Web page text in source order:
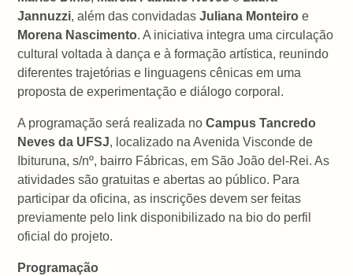
Jannuzzi, além das convidadasJuliana Monteiro e
Morena Nascimento. A iniciativa integra uma circulação
cultural voltada à dança e à formação artística, reunindo
diferentes trajetórias e linguagens cênicas em uma
proposta de experimentação e diálogo corporal.
A programação será realizada noCampus Tancredo
Neves da UFSJ, localizado na Avenida Visconde de
Ibituruna, s/nº, bairro Fábricas, em São João del-Rei. As
atividades são gratuitas e abertas ao público. Para
participar da oficina, as inscrições devem ser feitas
previamente pelo link disponibilizado na bio do perfil
oficial do projeto.
Programação